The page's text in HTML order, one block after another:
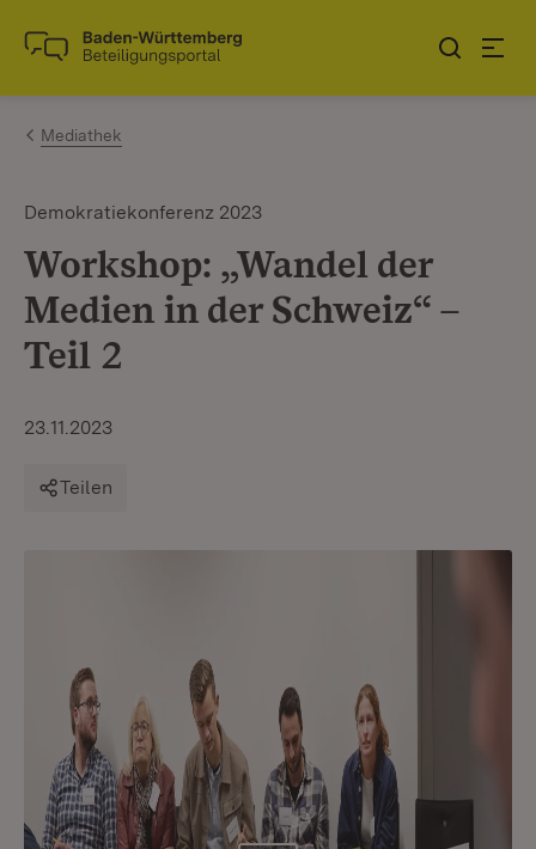
Zum Inhalt springen
Link zur Startseite
Mediathek
Demokratiekonferenz 2023
Workshop: „Wandel der
Medien in der Schweiz“ –
Teil 2
23.11.2023
Teilen